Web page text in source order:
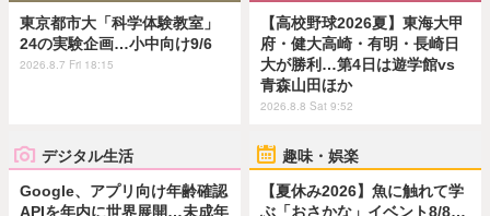
東京都市大「科学体験教室」
24の実験企画…小中向け9/6
2026.8.7 Fri 18:15
【高校野球2026夏】東海大甲
府・健大高崎・有明・長崎日
大が勝利…第4日は遊学館vs
青森山田ほか
2026.8.8 Sat 9:52
デジタル生活
Google、アプリ向け年齢確認
APIを年内に世界展開…未成年
趣味・娯楽
【夏休み2026】魚に触れて学
ぶ「おさかな」イベント8/8…